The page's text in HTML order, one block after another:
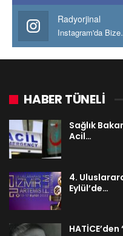
Radyorjinal
HABER TÜNELİ
Sağlık
Acil…
4.
Eylül’de…